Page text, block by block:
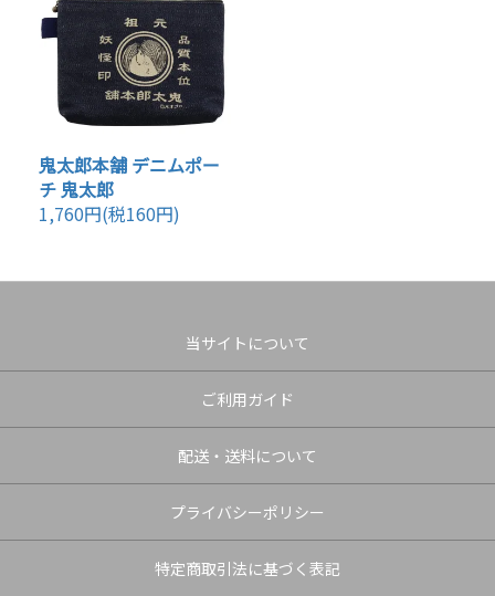
鬼太郎本舗 デニムポー
チ 鬼太郎
1,760円(税160円)
当サイトについて
ご利用ガイド
配送・送料について
プライバシーポリシー
特定商取引法に基づく表記